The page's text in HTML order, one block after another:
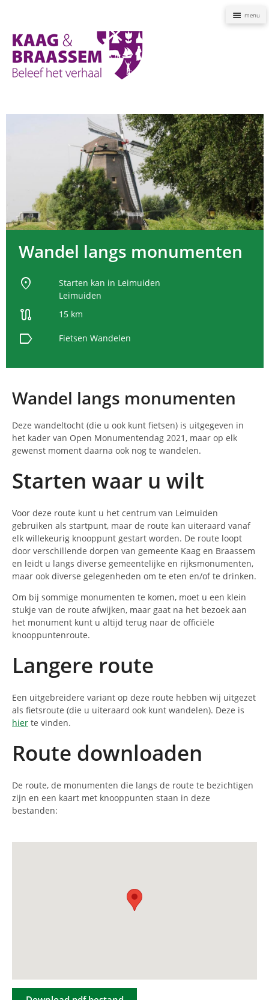
Wandel langs monumenten
location_on
Starten kan in Leimuiden
Leimuiden
route 15 km
label Fietsen Wandelen
Wandel langs monumenten
Deze wandeltocht (die u ook kunt fietsen) is uitgegeven in
het kader van Open Monumentendag 2021, maar op elk
gewenst moment daarna ook nog te wandelen.
Starten waar u wilt
Voor deze route kunt u het centrum van Leimuiden
gebruiken als startpunt, maar de route kan uiteraard vanaf
elk willekeurig knooppunt gestart worden. De route loopt
door verschillende dorpen van gemeente Kaag en Braassem
en leidt u langs diverse gemeentelijke en rijksmonumenten,
maar ook diverse gelegenheden om te eten en/of te drinken.
Om bij sommige monumenten te komen, moet u een klein
stukje van de route afwijken, maar gaat na het bezoek aan
het monument kunt u altijd terug naar de officiële
knooppuntenroute.
Langere route
Een uitgebreidere variant op deze route hebben wij uitgezet
als fietsroute (die u uiteraard ook kunt wandelen). Deze is
hier te vinden.
Route downloaden
De route, de monumenten die langs de route te bezichtigen
zijn en een kaart met knooppunten staan in deze
bestanden: